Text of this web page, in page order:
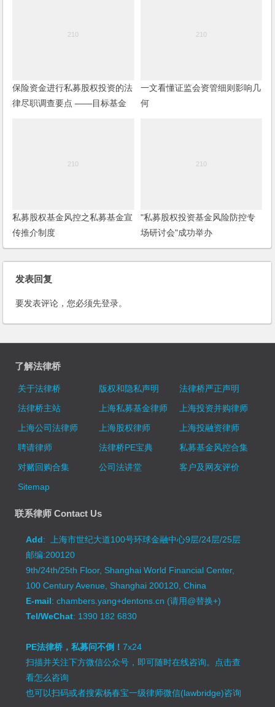
保险资金进行私募股权投资的法
律尽职调查要点 ——目标基金
一文看懂证监会资管细则影响几
何
私募股权基金风控之私募基金宣
传推介制度
"私募股权投资基金风险防控专
场研讨会"成功举办
发表回复
要发表评论，您必须先登录。
了解法律桥
关于法律桥 版权和隐私声明
法律桥严正声明
法律桥主站
上海私募基金律师
上海投资并购律师
上海公司法律师
上海股权律师
上海投融资律师
聘请律师
法律桥PE宝典
私募基金风控合集
对赌回购合集
公司法讲堂
客户及网友评价
Sitemap
联系律师 Contact Us
Add: 上海市世纪大道100号环球金融中心9层/24层/25层
邮编:200120
9th/24th/25th Floor, Shanghai World Financial Center,
100 Century Avenue, Shanghai 200120, China
E-mail: chambers.yang+dentons.cn (请用@替换+)
Tel/WeChat: 1390 182 6830
PE法律桥，私募问不倒！7x24
扫描并关注下方微信公众号，即可随时在线咨询。 点击查
看怎么咨询
也可以扫码或者搜索杨春宝一级律师微信(lawbridge)咨询